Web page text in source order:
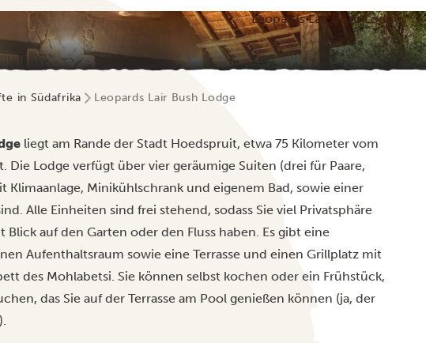
Leopards Lair Bush Lodge
in Südafrika Leopards Lair Bush Lodge
liegt am Rande der Stadt Hoedspruit, etwa 75 Kilometer vom
Die Lodge verfügt über vier geräumige Suiten (drei für Paare,
Klimaanlage, Minikühlschrank und eigenem Bad, sowie einer
Alle Einheiten sind frei stehend, sodass Sie viel Privatsphäre
Blick auf den Garten oder den Fluss haben. Es gibt eine
Aufenthaltsraum sowie eine Terrasse und einen Grillplatz mit
des Mohlabetsi. Sie können selbst kochen oder ein Frühstück,
das Sie auf der Terrasse am Pool genießen können (ja, der